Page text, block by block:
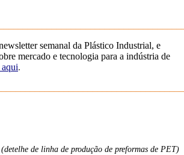
semanal da Plástico Industrial, e
mercado e tecnologia para a indústria de
aqui.
de linha de produção de preformas de PET)